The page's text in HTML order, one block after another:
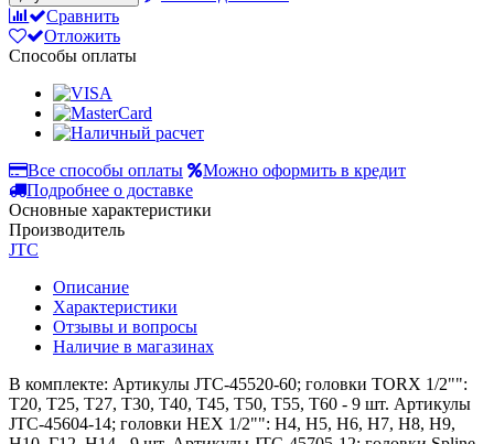
Сравнить
Отложить
Способы оплаты
Все способы оплаты
Можно оформить в кредит
Подробнее о доставке
Основные характеристики
Производитель
JTC
Описание
Характеристики
Отзывы и вопросы
Наличие в магазинах
В комплекте: Артикулы JTC-45520-60; головки TORX 1/2"":
Т20, Т25, Т27, Т30, Т40, Т45, Т50, Т55, Т60 - 9 шт. Артикулы
JTC-45604-14; головки HEX 1/2"": Н4, Н5, Н6, Н7, Н8, Н9,